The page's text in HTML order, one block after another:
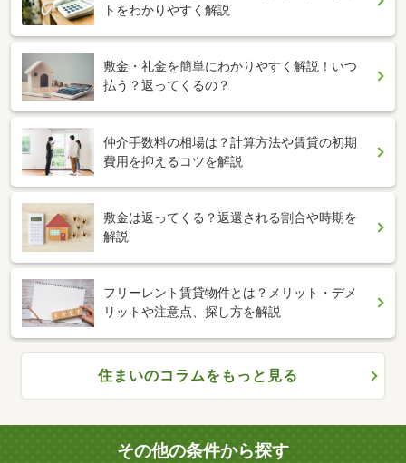
トをわかりやすく解説
敷金・礼金を簡単にわかりやすく解説！いつ
払う？返ってくるの？
仲介手数料の相場は？計算方法や賃貸の初期
費用を抑えるコツを解説
敷金は返ってくる？返還される割合や時期を
解説
フリーレント賃貸物件とは？メリット・デメ
リットや注意点、探し方を解説
住まいのコラムをもっと見る
その他の条件から探す